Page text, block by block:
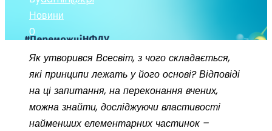
Новини
0
Як утворився Всесвіт, з чого складається,
які принципи лежать у його основі? Відповіді
на ці запитання, на переконання вчених,
можна знайти, досліджуючи властивості
найменших елементарних частинок –